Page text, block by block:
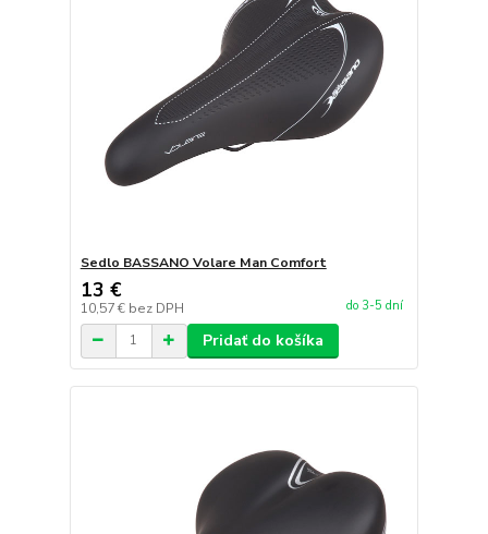
Sedlo BASSANO Volare Man Comfort
13 €
10,57 € bez DPH do 3-5 dní
Pridať do košíka